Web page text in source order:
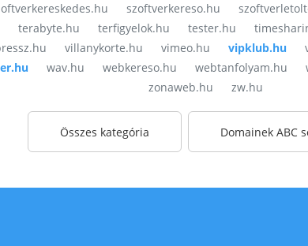
szoftverkereso.hu
terabyte.hu terfigyelok.hu tester.hu
villanykorte.hu vimeo.hu vipklub.hu
wav.hu webkereso.hu webtanfolyam.hu
zonaweb.hu
zw.hu
Összes kategória Domainek ABC